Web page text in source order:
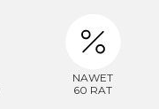
NAWET
60 RAT